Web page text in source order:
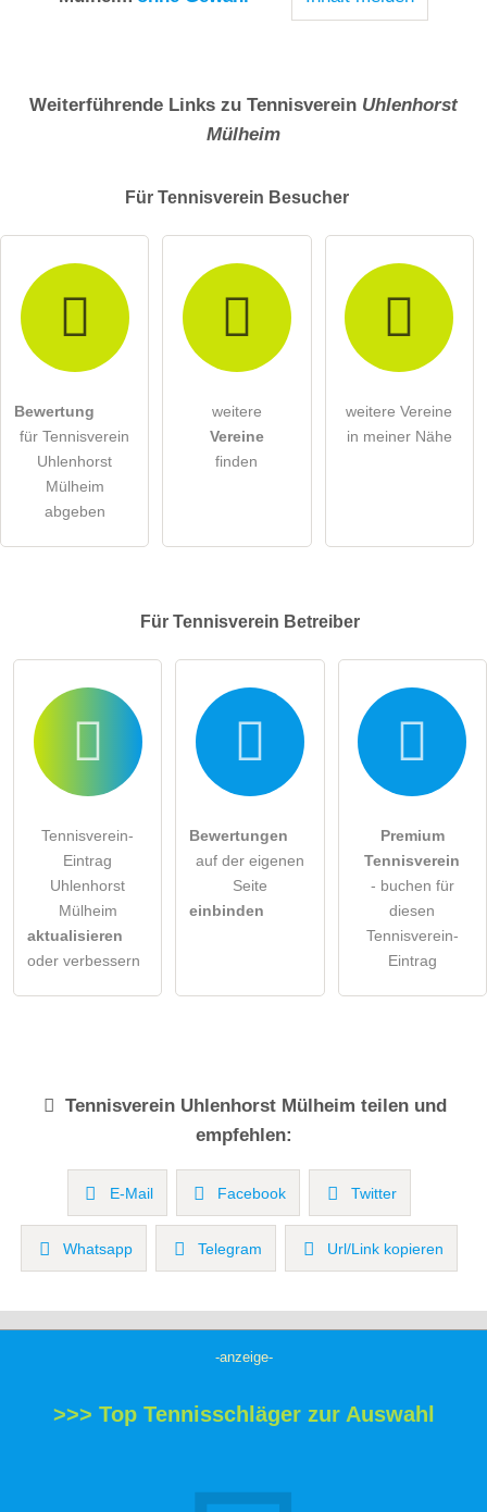
Weiterführende Links zu Tennisverein Uhlenhorst
Mülheim
Für Tennisverein Besucher
Bewertung
für Tennisverein
Uhlenhorst
Mülheim
abgeben
weitere
Vereine
finden
weitere Vereine
in meiner Nähe
Für Tennisverein Betreiber
Tennisverein-
Eintrag
Uhlenhorst
Mülheim
aktualisieren
oder verbessern
Bewertungen
auf der eigenen
Seite
einbinden
Premium
Tennisverein
- buchen für
diesen
Tennisverein-
Eintrag
Tennisverein Uhlenhorst Mülheim teilen und
empfehlen:
E-Mail Facebook Twitter
Whatsapp Telegram Url/Link kopieren
-anzeige-
>>> Top Tennisschläger zur Auswahl